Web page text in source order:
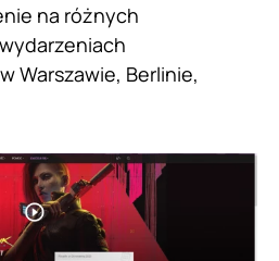
na różnych
Warszawie, Berlinie,